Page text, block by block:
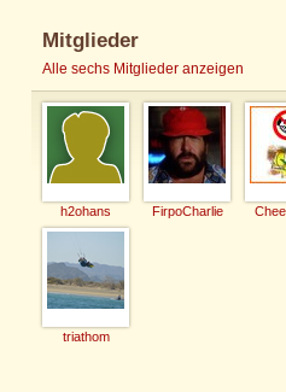
Mitglieder
Alle sechs Mitglieder anzeigen
h2ohans FirpoCharlie
triathom